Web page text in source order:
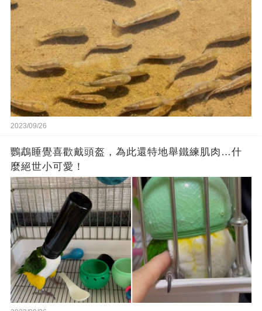
2023/09/26
鸚鵡睡覺喜歡戴頭盔，為此還特地舉鐵練肌肉…什
麼絕世小可愛！